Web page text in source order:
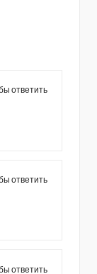
ответить
ответить
ответить